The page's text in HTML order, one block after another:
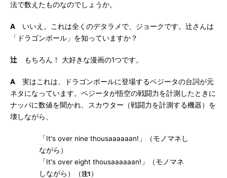
法で数えたものなのでしょうか。
A いいえ。これは全くのデタラメで、ジョークです。辻さんは
「ドラゴンボール」を知っていますか？
辻 もちろん！ 大好きな漫画の1つです。
A 実はこれは、ドラゴンボールに登場するベジータの台詞が元
ネタになっています。ベジータが悟空の戦闘力を計測したときに
ナッパに数値を聞かれ、スカウター（戦闘力を計測する機器）を
壊しながら、
「It's over nine thousaaaaaan!」（モノマネし
ながら）
「It's over eight thousaaaaaan!」（モノマネ
しながら）（注1 ）